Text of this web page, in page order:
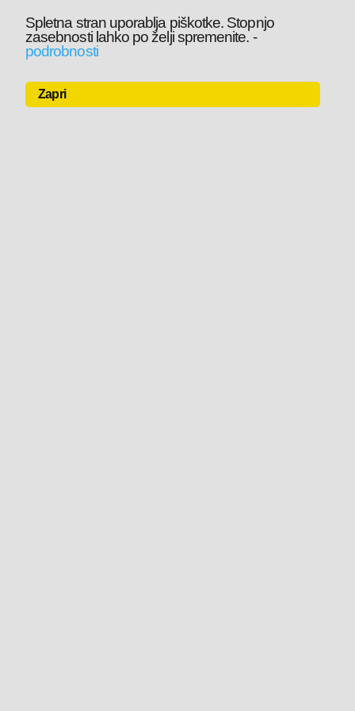
Spletna stran uporablja piškotke. Stopnjo
zasebnosti lahko po želji spremenite. -
podrobnosti
Zapri